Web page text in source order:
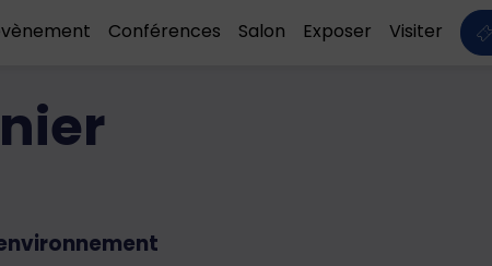
Conférences Salon Exposer Visiter